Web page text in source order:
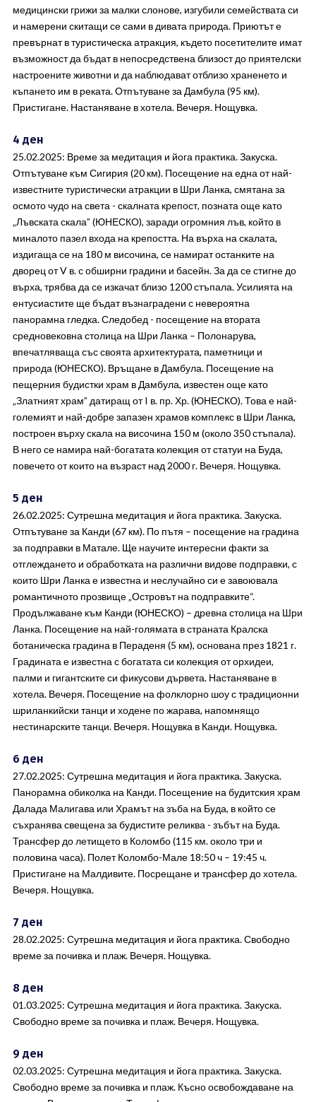
медицински грижи за малки слонове, изгубили семействата си
и намерени скитащи се сами в дивата природа. Приютът е
превърнат в туристическа атракция, където посетителите имат
възможност да бъдат в непосредствена близост до приятелски
настроените животни и да наблюдават отблизо храненето и
къпането им в реката. Отпътуване за Дамбула (95 км).
Пристигане. Настаняване в хотела. Вечеря. Нощувка.
4 ден
25.02.2025: Време за медитация и йога практика. Закуска.
Отпътуване към Сигирия (20 км). Посещение на една от най-
известните туристически атракции в Шри Ланка, смятана за
осмото чудо на света - скалната крепост, позната още като
„Лъвската скала” (ЮНЕСКО), заради огромния лъв, който в
миналото пазел входа на крепостта. На върха на скалата,
издигаща се на 180 м височина, се намират останките на
дворец от V в. с обширни градини и басейн. За да се стигне до
върха, трябва да се изкачат близо 1200 стъпала. Усилията на
ентусиастите ще бъдат възнаградени с невероятна
панорамна гледка. Следобед - посещение на втората
средновековна столица на Шри Ланка – Полонарува,
впечатляваща със своята архитектурата, паметници и
природа (ЮНЕСКО). Връщане в Дамбула. Посещение на
пещерния будистки храм в Дамбула, известен още като
„Златният храм” датиращ от I в. пр. Хр. (ЮНЕСКО). Това е най-
големият и най-добре запазен храмов комплекс в Шри Ланка,
построен върху скала на височина 150 м (около 350 стъпала).
В него се намира най-богатата колекция от статуи на Буда,
повечето от които на възраст над 2000 г. Вечеря. Нощувка.
5 ден
26.02.2025: Сутрешна медитация и йога практика. Закуска.
Отпътуване за Канди (67 км). По пътя – посещение на градина
за подправки в Матале. Ще научите интересни факти за
отглеждането и обработката на различни видове подправки, с
които Шри Ланка е известна и неслучайно си е завоювала
романтичното прозвище „Островът на подправките“.
Продължаване към Канди (ЮНЕСКО) – древна столица на Шри
Ланка. Посещение на най-голямата в страната Кралска
ботаническа градина в Пераденя (5 км), основана през 1821 г.
Градината е известна с богатата си колекция от орхидеи,
палми и гигантските си фикусови дървета. Настаняване в
хотела. Вечеря. Посещение на фолклорно шоу с традиционни
шриланкийски танци и ходене по жарава, напомнящо
нестинарските танци. Вечеря. Нощувка в Канди. Нощувка.
6 ден
27.02.2025: Сутрешна медитация и йога практика. Закуска.
Панорамна обиколка на Канди. Посещение на будитския храм
Далада Малигава или Храмът на зъба на Буда, в който се
съхранява свещена за будистите реликва - зъбът на Буда.
Трансфер до летището в Коломбо (115 км. около три и
половина часа). Полет Коломбо-Мале 18:50 ч – 19:45 ч.
Пристигане на Малдивите. Посрещане и трансфер до хотела.
Вечеря. Нощувка.
7 ден
28.02.2025: Сутрешна медитация и йога практика. Свободно
време за почивка и плаж. Вечеря. Нощувка.
8 ден
01.03.2025: Сутрешна медитация и йога практика. Закуска.
Свободно време за почивка и плаж. Вечеря. Нощувка.
9 ден
02.03.2025: Сутрешна медитация и йога практика. Закуска.
Свободно време за почивка и плаж. Късно освобождаване на